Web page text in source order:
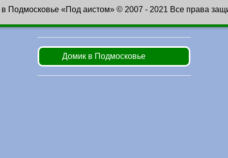
Подмосковье «Под аистом» © 2007 - 2021 Все права
Домик в Подмосковье